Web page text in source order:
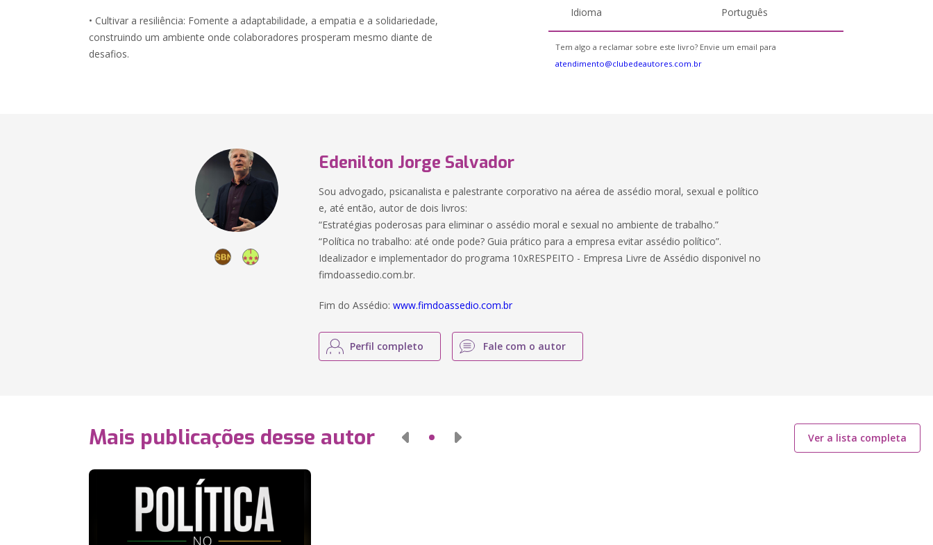
• Cultivar a resiliência: Fomente a adaptabilidade, a empatia e a solidariedade,
construindo um ambiente onde colaboradores prosperam mesmo diante de
desafios.
Idioma Português
Tem algo a reclamar sobre este livro? Envie um email para
atendimento@clubedeautores.com.br
Edenilton Jorge Salvador
Sou advogado, psicanalista e palestrante corporativo na aérea de assédio moral, sexual e político
e, até então, autor de dois livros:
“Estratégias poderosas para eliminar o assédio moral e sexual no ambiente de trabalho.”
“Política no trabalho: até onde pode? Guia prático para a empresa evitar assédio político”.
Idealizador e implementador do programa 10xRESPEITO - Empresa Livre de Assédio disponivel no
fimdoassedio.com.br.
Fim do Assédio:www.fimdoassedio.com.br
Perfil completo Fale com o autor
Mais publicações desse autor Ver a lista completa